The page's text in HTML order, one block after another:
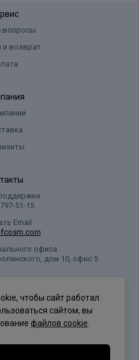
вопросы
и возврат
15
Email
офиса
дом 10, офис 5
чтобы сайт работал
сайтом, вы
файлов cookie